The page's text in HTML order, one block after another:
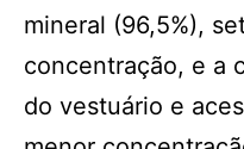
mineral (96,5%),
concentração, e a
do vestuário e